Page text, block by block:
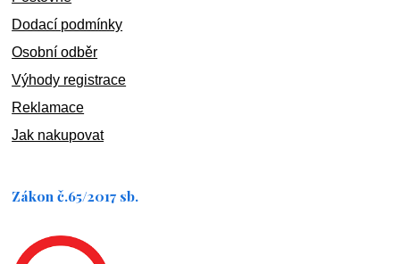
Dodací podmínky
Osobní odběr
Výhody registrace
Reklamace
Jak nakupovat
Zákon č.65/2017 sb.